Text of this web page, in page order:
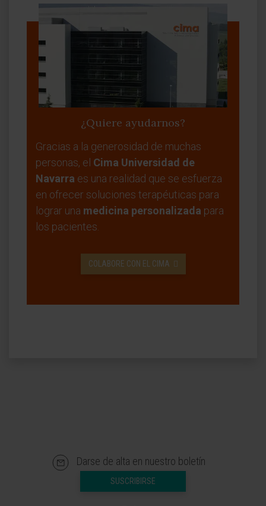
¿Quiere ayudarnos?
Gracias a la generosidad de muchas
personas, el Cima Universidad de
Navarra es una realidad que se esfuerza
en ofrecer soluciones terapéuticas para
lograr una medicina personalizada para
los pacientes.
COLABORE CON EL CIMA
Darse de alta en nuestro boletín
SUSCRIBIRSE